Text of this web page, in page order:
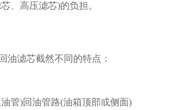
高压滤芯)的负担。
滤芯截然不同的特点：
)回油管路(油箱顶部或侧面)